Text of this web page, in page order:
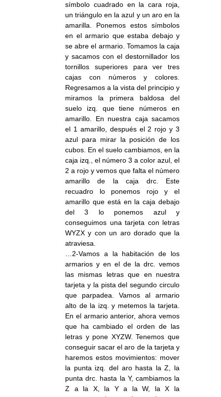
símbolo cuadrado en la cara roja,
un triángulo en la azul y un aro en la
amarilla. Ponemos estos símbolos
en el armario que estaba debajo y
se abre el armario. Tomamos la caja
y sacamos con el destornillador los
tornillos superiores para ver tres
cajas con números y colores.
Regresamos a la vista del principio y
miramos la primera baldosa del
suelo izq. que tiene números en
amarillo. En nuestra caja sacamos
el 1 amarillo, después el 2 rojo y 3
azul para mirar la posición de los
cubos. En el suelo cambiamos, en la
caja izq., el número 3 a color azul, el
2 a rojo y vemos que falta el número
amarillo de la caja drc. Este
recuadro lo ponemos rojo y el
amarillo que está en la caja debajo
del 3 lo ponemos azul y
conseguimos una tarjeta con letras
WYZX y con un aro dorado que la
atraviesa.
…2-Vamos a la habitación de los
armarios y en el de la drc. vemos
las mismas letras que en nuestra
tarjeta y la pista del segundo circulo
que parpadea. Vamos al armario
alto de la izq. y metemos la tarjeta.
En el armario anterior, ahora vemos
que ha cambiado el orden de las
letras y pone XYZW. Tenemos que
conseguir sacar el aro de la tarjeta y
haremos estos movimientos: mover
la punta izq. del aro hasta la Z, la
punta drc. hasta la Y, cambiamos la
Z a la X, la Y a la W, la X la